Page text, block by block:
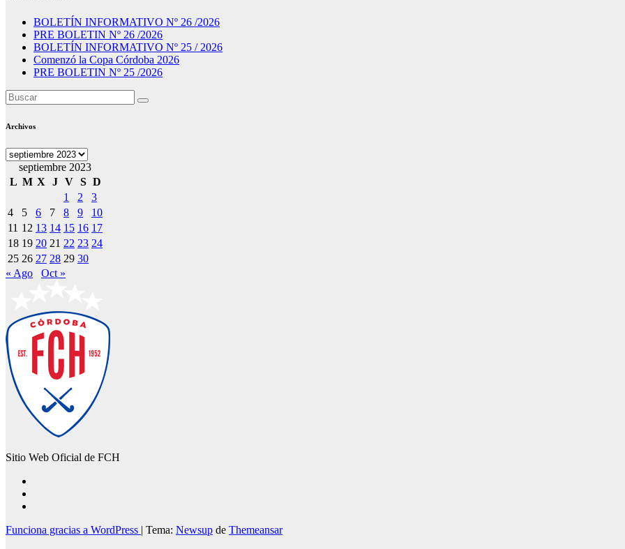
BOLETÍN INFORMATIVO Nº 26 /2026
PRE BOLETIN Nº 26 /2026
BOLETÍN INFORMATIVO Nº 25 / 2026
Comenzó la Copa Córdoba 2026
PRE BOLETIN Nº 25 /2026
Archivos
Archivos
septiembre 2023
L M X J V S D
1
2
3
4
5 6 7 8 9
10
11 12 13 14 15 16 17
18 19 20 21 22 23 24
25 26 27 28 29 30
« Ago
Oct »
Sitio Web Oficial de FCH
Funciona gracias a WordPress | Tema: Newsup de Themeansar